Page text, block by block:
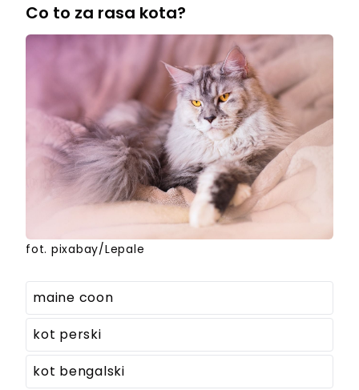
Co to za rasa kota?
fot. pixabay/Lepale
maine coon
kot perski
kot bengalski